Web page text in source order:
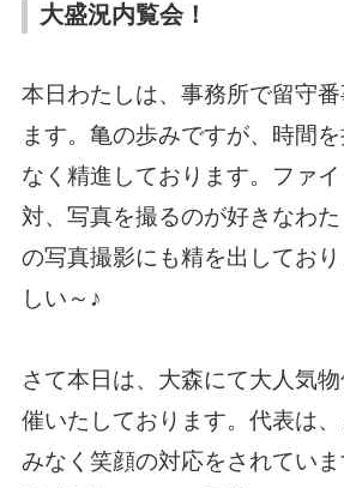
大盛況内覧会！
本日わたしは、事務所で留守
ます。亀の歩みですが、時間
なく精進しております。ファ
対、写真を撮るのが好きなわ
の写真撮影にも精を出してお
しい～♪
さて本日は、大森にて大人気
催いたしております。代表は
みなく笑顔の対応をされてい